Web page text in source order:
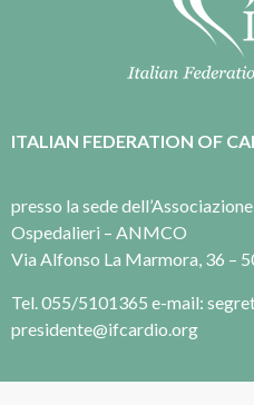
ITALIAN FEDERATION OF
presso la sede
Ospedalieri – ANMCO
Via Alfonso La Marmora, 36 –
Tel. 055/5101365 e-mail:
presidente@ifcardio.org